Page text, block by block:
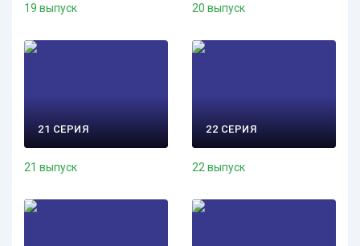
19 выпуск 20 выпуск
21 СЕРИЯ
21 выпуск
22 СЕРИЯ
22 выпуск